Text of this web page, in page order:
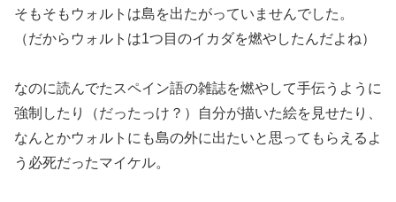
そもそもウォルトは島を出たがっていませんでした。
（だからウォルトは1つ目のイカダを燃やしたんだよね）
なのに読んでたスペイン語の雑誌を燃やして手伝うように
強制したり（だったっけ？）自分が描いた絵を見せたり、
なんとかウォルトにも島の外に出たいと思ってもらえるよ
う必死だったマイケル。